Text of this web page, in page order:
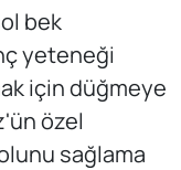
bek
yeteneği
için düğmeye
özel
sağlama